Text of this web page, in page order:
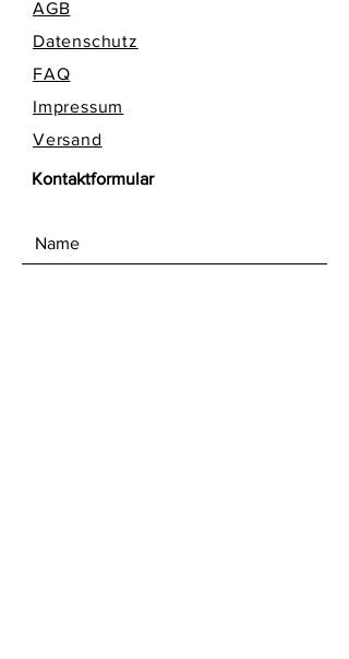
AGB
Datenschutz
FAQ
Impressum
Versand
Kontaktformular